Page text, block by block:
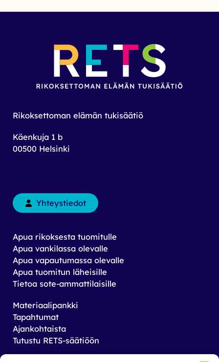
Rikoksettoman elämän tukisäätiö
Käenkuja 1 b
00500 Helsinki
Yhteystiedot
Apua rikoksesta tuomitulle
Apua vankilassa olevalle
Apua vapautumassa olevalle
Apua tuomitun läheisille
Tietoa sote-ammattilaisille
Materiaalipankki
Tapahtumat
Ajankohtaista
Tutustu RETS-säätiöön